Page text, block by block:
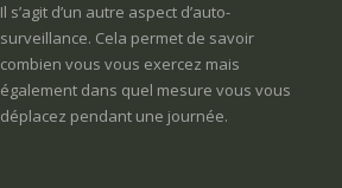
Il s’agit d’un autre aspect d’auto-
surveillance. Cela permet de savoir
combien vous vous exercez mais
également dans quel mesure vous vous
déplacez pendant une journée.